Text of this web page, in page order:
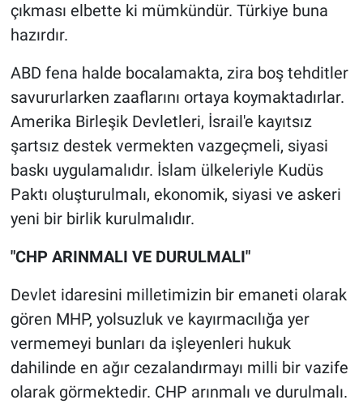
çıkması elbette ki mümkündür. Türkiye buna
hazırdır.
ABD fena halde bocalamakta, zira boş tehditler
savururlarken zaaflarını ortaya koymaktadırlar.
Amerika Birleşik Devletleri, İsrail'e kayıtsız
şartsız destek vermekten vazgeçmeli, siyasi
baskı uygulamalıdır. İslam ülkeleriyle Kudüs
Paktı oluşturulmalı, ekonomik, siyasi ve askeri
yeni bir birlik kurulmalıdır.
"CHP ARINMALI VE DURULMALI"
Devlet idaresini milletimizin bir emaneti olarak
gören MHP, yolsuzluk ve kayırmacılığa yer
vermemeyi bunları da işleyenleri hukuk
dahilinde en ağır cezalandırmayı milli bir vazife
olarak görmektedir. CHP arınmalı ve durulmalı.